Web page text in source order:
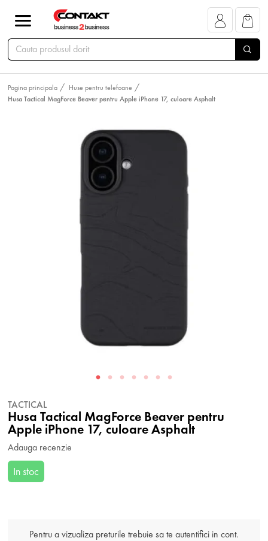
Pagina principala
Huse pentru telefoane
Husa Tactical MagForce Beaver pentru Apple iPhone 17, culoare Asphalt
TACTICAL
Husa Tactical MagForce Beaver pentru
Apple iPhone 17, culoare Asphalt
Adauga recenzie
In stoc
Pentru a vizualiza preturile trebuie sa te autentifici in cont.